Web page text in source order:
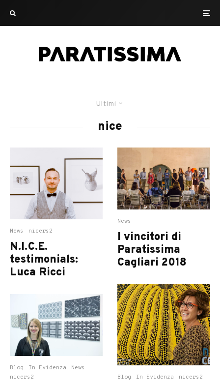
Ultimi
nice
News nicers2
N.I.C.E.
testimonials:
Luca Ricci
Blog In Evidenza
News
nicers2
News
I vincitori di
Paratissima
Cagliari 2018
Blog In Evidenza nicers2